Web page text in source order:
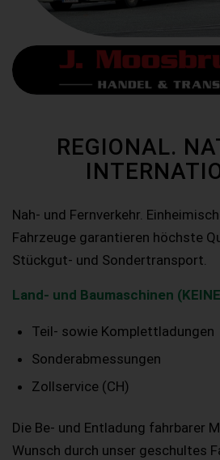
REGIONAL.
Nah- und Fernverkehr.
Fahrzeuge garantieren höchste
Stückgut- und Sondertransport.
Land- und Baumaschinen
Teil- sowie Komplettladungen
Sonderabmessungen
Zollservice (CH)
Die Be- und Entladung fahrbarer
Wunsch durch unser geschultes